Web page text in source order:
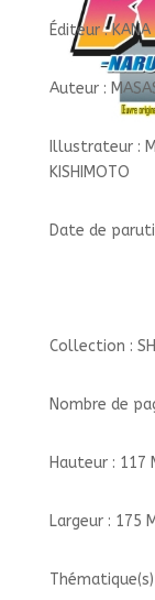
Éditeur : KANA
Auteur :
Illustrateur :
KISHIMOTO
Date de
Collection :
Nombre de
Hauteur : 117
Largeur : 175
Thématique(s)